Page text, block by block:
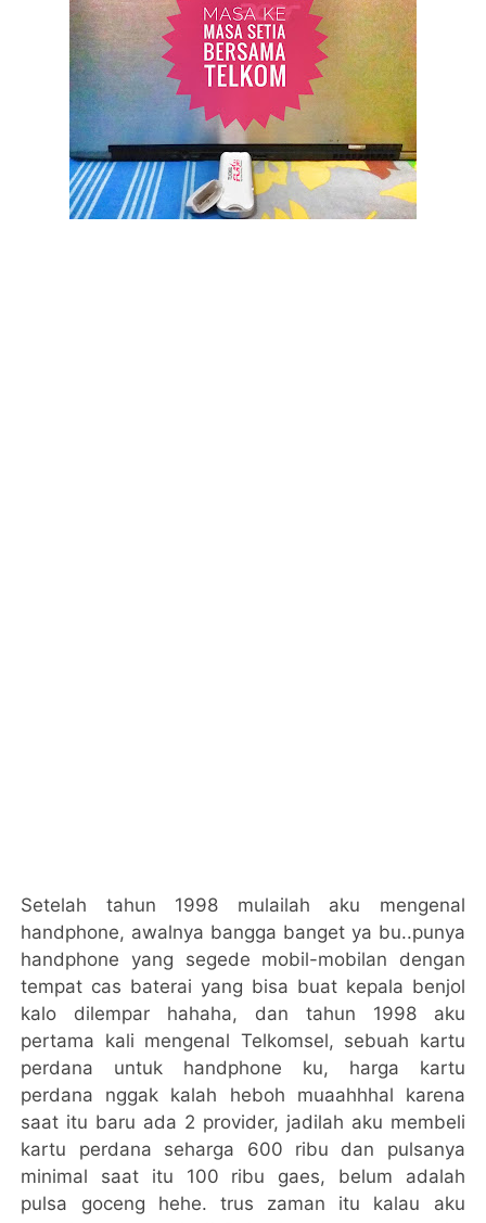
Setelah tahun 1998 mulailah aku mengenal
handphone, awalnya bangga banget ya bu..punya
handphone yang segede mobil-mobilan dengan
tempat cas baterai yang bisa buat kepala benjol
kalo dilempar hahaha, dan tahun 1998 aku
pertama kali mengenal Telkomsel, sebuah kartu
perdana untuk handphone ku, harga kartu
perdana nggak kalah heboh muaahhhal karena
saat itu baru ada 2 provider, jadilah aku membeli
kartu perdana seharga 600 ribu dan pulsanya
minimal saat itu 100 ribu gaes, belum adalah
pulsa goceng hehe. trus zaman itu kalau aku